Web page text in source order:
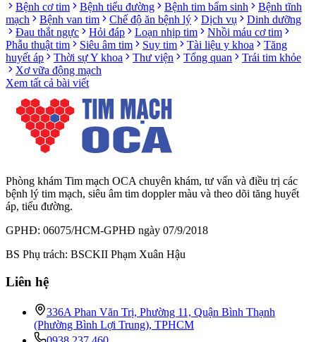
Bệnh cơ tim
Bệnh tiểu đường Bệnh tim bẩm sinh
Bệnh tĩnh
mạch
Bệnh van tim Chế độ ăn bệnh lý Dịch vụ
Dinh dưỡng
Đau thắt ngực
Hỏi đáp Loạn nhịp tim
Nhồi máu cơ tim
Phẫu thuật tim
Siêu âm tim Suy tim Tài liệu y khoa
Tăng
huyết áp
Thời sự Y khoa Thư viện Tổng quan
Trái tim khỏe
Xơ vữa động mạch
Xem tất cả bài viết
Phòng khám Tim mạch OCA chuyên khám, tư vấn và điều trị các
bệnh lý tim mạch, siêu âm tim doppler màu và theo dõi tăng huyết
áp, tiểu đường.
GPHĐ: 06075/HCM-GPHĐ ngày 07/9/2018
BS Phụ trách: BSCKII Phạm Xuân Hậu
Liên hệ
336A Phan Văn Trị, Phường 11, Quận Bình Thạnh
(Phường Bình Lợi Trung), TPHCM